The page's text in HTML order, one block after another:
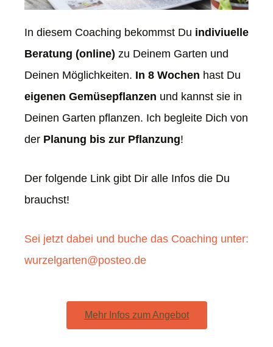
In diesem Coaching bekommst Du indiviuelle
Beratung (online) zu Deinem Garten und
Deinen Möglichkeiten. In 8 Wochen hast Du
eigenen Gemüsepflanzen und kannst sie in
Deinen Garten pflanzen. Ich begleite Dich von
der Planung bis zur Pflanzung!
Der folgende Link gibt Dir alle Infos die Du
brauchst!
Sei jetzt dabei und buche das Coaching unter:
wurzelgarten@posteo.de
Mehr Infos zum Angebot